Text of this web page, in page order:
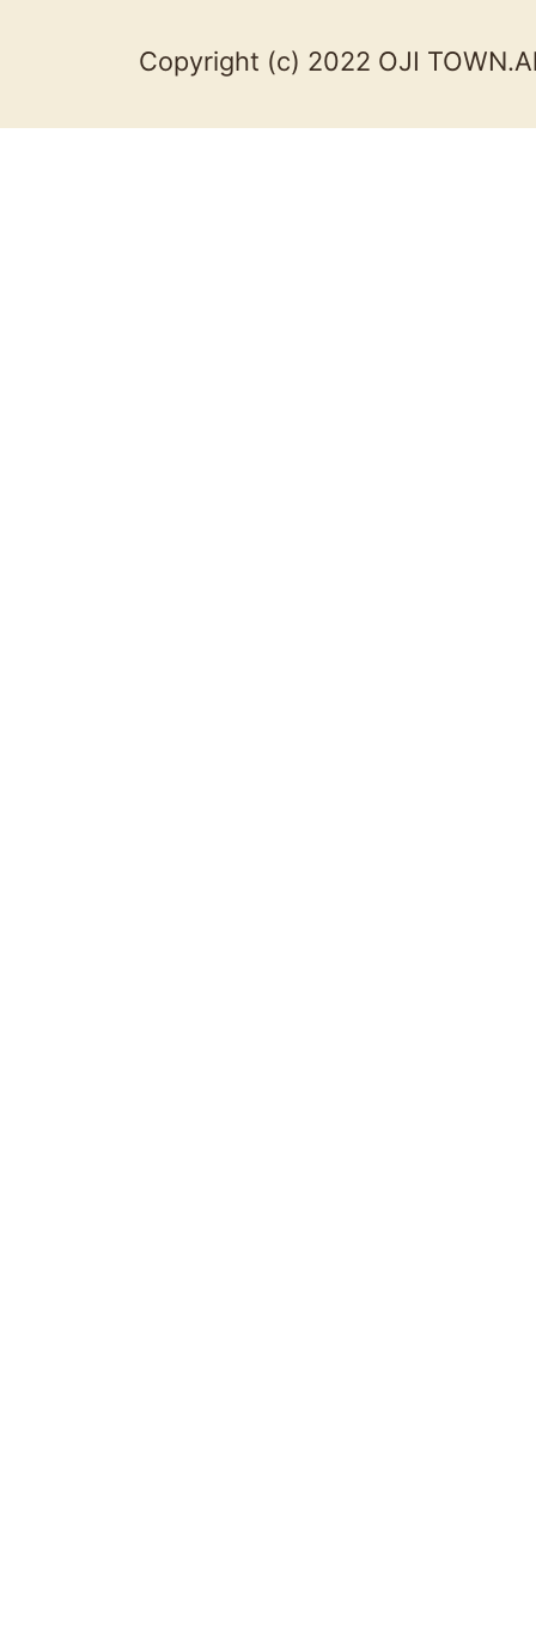
Copyright (c) 2022 OJI